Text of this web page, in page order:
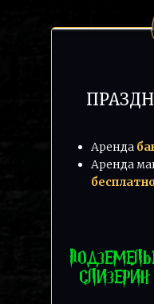
Аренда
Аренда
СЛИЗЕРИН